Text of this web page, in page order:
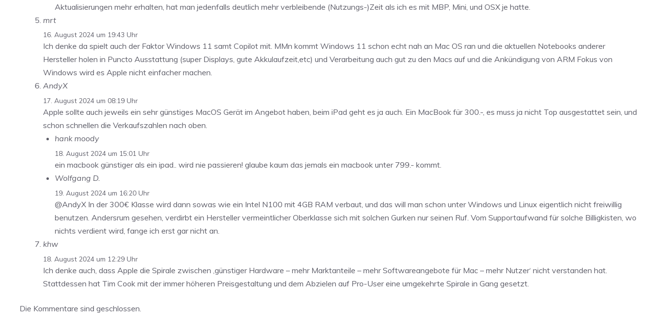
Aktualisierungen mehr erhalten, hat man jedenfalls deutlich mehr verbleibende (Nutzungs-)Zeit als ich es mit MBP, Mini, und OSX je hatte.
mrt
16. August 2024 um 19:43 Uhr
Ich denke da spielt auch der Faktor Windows 11 samt Copilot mit. MMn kommt Windows 11 schon echt nah an Mac OS ran und die aktuellen Notebooks anderer
Hersteller holen in Puncto Ausstattung (super Displays, gute Akkulaufzeit,etc) und Verarbeitung auch gut zu den Macs auf und die Ankündigung von ARM Fokus von
Windows wird es Apple nicht einfacher machen.
AndyX
17. August 2024 um 08:19 Uhr
Apple sollte auch jeweils ein sehr günstiges MacOS Gerät im Angebot haben, beim iPad geht es ja auch. Ein MacBook für 300.-, es muss ja nicht Top ausgestattet sein, und
schon schnellen die Verkaufszahlen nach oben.
hank moody
18. August 2024 um 15:01 Uhr
ein macbook günstiger als ein ipad.. wird nie passieren! glaube kaum das jemals ein macbook unter 799.- kommt.
Wolfgang D.
19. August 2024 um 16:20 Uhr
@AndyX In der 300€ Klasse wird dann sowas wie ein Intel N100 mit 4GB RAM verbaut, und das will man schon unter Windows und Linux eigentlich nicht freiwillig
benutzen. Andersrum gesehen, verdirbt ein Hersteller vermeintlicher Oberklasse sich mit solchen Gurken nur seinen Ruf. Vom Supportaufwand für solche Billigkisten, wo
nichts verdient wird, fange ich erst gar nicht an.
khw
18. August 2024 um 12:29 Uhr
Ich denke auch, dass Apple die Spirale zwischen ‚günstiger Hardware – mehr Marktanteile – mehr Softwareangebote für Mac – mehr Nutzer‘ nicht verstanden hat.
Stattdessen hat Tim Cook mit der immer höheren Preisgestaltung und dem Abzielen auf Pro-User eine umgekehrte Spirale in Gang gesetzt.
Die Kommentare sind geschlossen.